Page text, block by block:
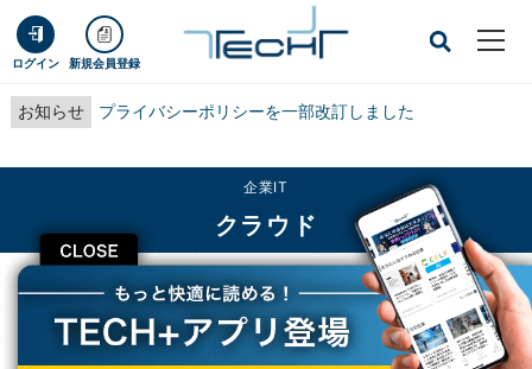
ログイン 新規会員登録
お知らせ プライバシーポリシーを一部改訂しました
CLOSE
企業IT
クラウド
TECH+ 企業IT
クラウド
DNPがMAを利用したデータ活用プラットフォームサービス